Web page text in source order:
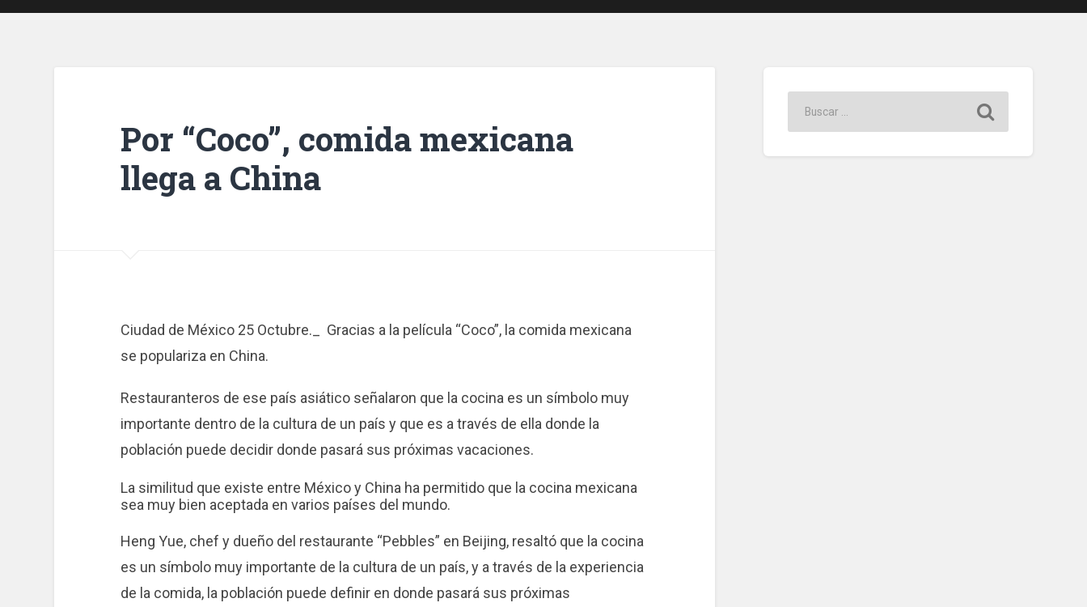
Por “Coco”, comida mexicana
llega a China
Ciudad de México 25 Octubre._ Gracias a la película “Coco”, la comida mexicana
se populariza en China.
Restauranteros de ese país asiático señalaron que la cocina es un símbolo muy
importante dentro de la cultura de un país y que es a través de ella donde la
población puede decidir donde pasará sus próximas vacaciones.
La similitud que existe entre México y China ha permitido que la cocina mexicana
sea muy bien aceptada en varios países del mundo.
Heng Yue, chef y dueño del restaurante “Pebbles” en Beijing, resaltó que la cocina
es un símbolo muy importante de la cultura de un país, y a través de la experiencia
de la comida, la población puede definir en donde pasará sus próximas